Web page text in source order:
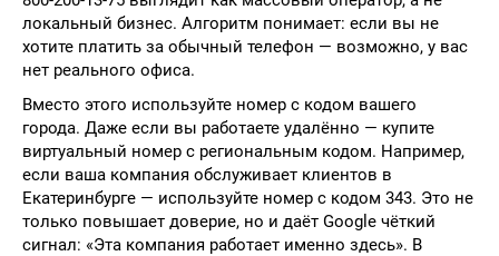
локальный бизнес. Алгоритм понимает: если вы не
хотите платить за обычный телефон — возможно, у вас
нет реального офиса.
Вместо этого используйте номер с кодом вашего
города. Даже если вы работаете удалённо — купите
виртуальный номер с региональным кодом. Например,
если ваша компания обслуживает клиентов в
Екатеринбурге — используйте номер с кодом 343. Это не
только повышает доверие, но и даёт Google чёткий
сигнал: «Эта компания работает именно здесь». В